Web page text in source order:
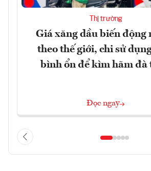
Thị trường
Giá xăng dầu biến động
theo thế giới, chi sử
bình ổn để kìm hãm đà
Đọc ngay